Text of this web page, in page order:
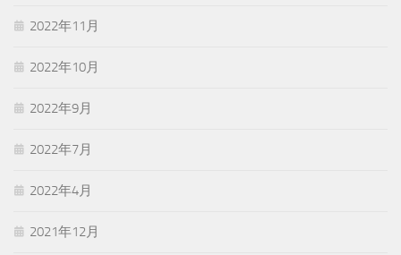
2022年11月
2022年10月
2022年9月
2022年7月
2022年4月
2021年12月